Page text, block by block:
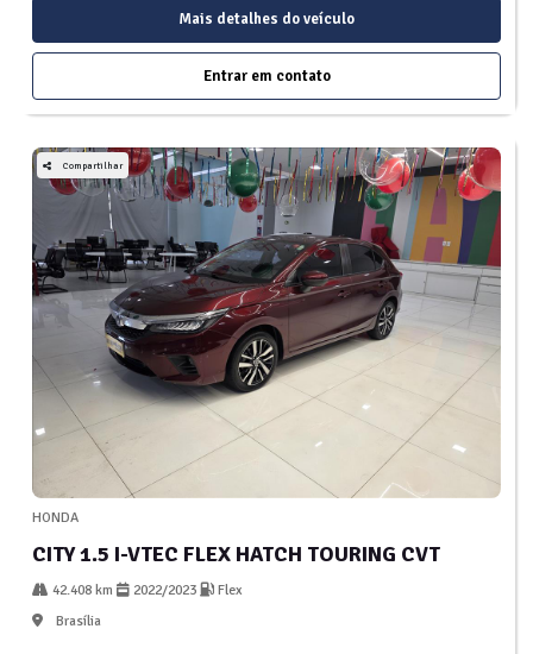
Mais detalhes do veículo
Entrar em contato
Compartilhar
HONDA
CITY 1.5 I-VTEC FLEX HATCH TOURING CVT
42.408 km 2022/2023
Flex
Brasília